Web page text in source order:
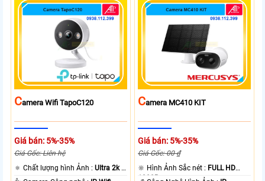
CAmera Wifi TapoC120
Giá bán: 5%-35%
Giá Gốc: Liên hệ
🔅 Chất lượng hình Ảnh :Ultra 2k +
.
CAmera MC410 KIT
Giá bán: 5%-35%
Giá Gốc: 00 ₫
🔆 Hình Ảnh Sắc nét : FULL HD
1080P .